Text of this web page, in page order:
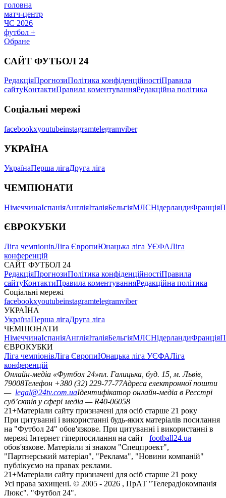
головна
матч-центр
ЧС 2026
футбол +
Обране
САЙТ ФУТБОЛ 24
РедакціяПрогнозиПолітика конфіденційностіПравила
сайтуКонтактиПравила коментуванняРедакційна політика
Соціальні мережі
facebookxyoutubeinstagramtelegramviber
УКРАЇНА
УкраїнаПерша лігаДруга ліга
ЧЕМПІОНАТИ
НімеччинаІспаніяАнгліяІталіяБельгіяМЛСНідерландиФранція
ЄВРОКУБКИ
Ліга чемпіонівЛіга ЄвропиЮнацька ліга УЄФАЛіга
конференцій
САЙТ ФУТБОЛ 24
РедакціяПрогнозиПолітика конфіденційностіПравила
сайтуКонтактиПравила коментуванняРедакційна політика
Соціальні мережі
facebookxyoutubeinstagramtelegramviber
УКРАЇНА
УкраїнаПерша лігаДруга ліга
ЧЕМПІОНАТИ
НімеччинаІспаніяАнгліяІталіяБельгіяМЛСНідерландиФранція
ЄВРОКУБКИ
Ліга чемпіонівЛіга ЄвропиЮнацька ліга УЄФАЛіга
конференцій
Онлайн-медіа «Футбол 24»пл. Галицька, буд. 15, м. Львів,
79008Телефон +380 (32) 229-77-77Адреса електронної пошти
— legal@24tv.com.uaІдентифікатор онлайн-медіа в Реєстрі
суб’єктів у сфері медіа — R40-06058
21+Матеріали сайту призначені для осіб старше 21 року
При цитуванні і використанні будь-яких матеріалів посилання
на "Футбол 24" обов'язкове. При цитуванні і використанні в
мережі Інтернет гіперпосилання на сайт
football24.ua
обов'язкове. Матеріали зі знаком "Спецпроект",
"Партнерський матеріал", "Реклама", "Новини компаній"
публікуємо на правах реклами.
21+Матеріали сайту призначені для осіб старше 21 року
Усi права захищенi. © 2005 - 2026 , ПрАТ "Телерадіокомпанія
Люкс". "Футбол 24".